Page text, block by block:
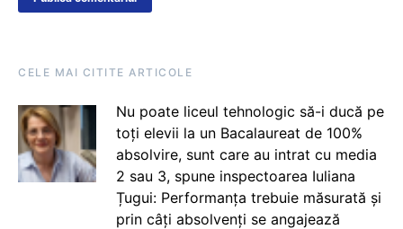
CELE MAI CITITE ARTICOLE
Nu poate liceul tehnologic să-i ducă pe
toți elevii la un Bacalaureat de 100%
absolvire, sunt care au intrat cu media
2 sau 3, spune inspectoarea Iuliana
Țugui: Performanța trebuie măsurată și
prin câți absolvenți se angajează